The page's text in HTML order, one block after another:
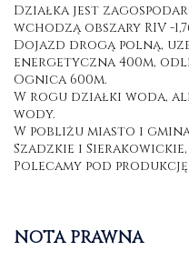
Działka jest
wchodzą obszary RIV -
Dojazd drogą polną,
energetyczna 400m,
Ognica 600m.
W rogu działki woda,
wody.
W pobliżu miasto i
Szadzkie i
Polecamy pod
NOTA PRAWNA